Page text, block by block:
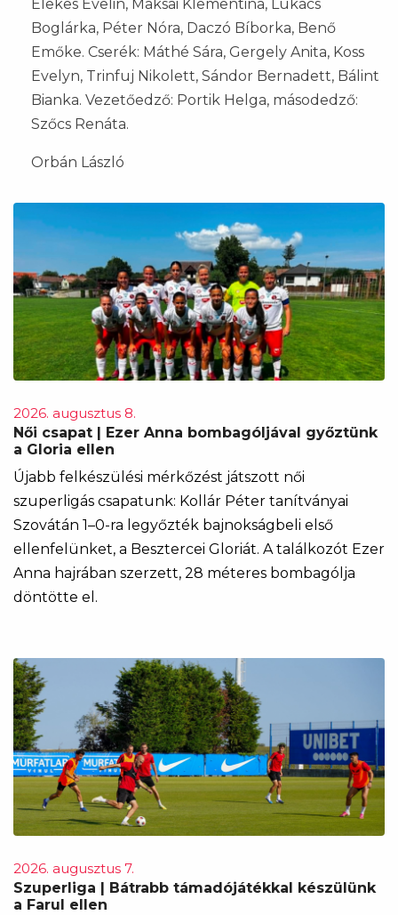
Elekes Evelin, Maksai Klementina, Lukács
Boglárka, Péter Nóra, Daczó Bíborka, Benő
Emőke. Cserék: Máthé Sára, Gergely Anita, Koss
Evelyn, Trinfuj Nikolett, Sándor Bernadett, Bálint
Bianka. Vezetőedző: Portik Helga, másodedző:
Szőcs Renáta.
Orbán László
2026. augusztus 8.
Női csapat | Ezer Anna bombagóljával győztünk
a Gloria ellen
Újabb felkészülési mérkőzést játszott női
szuperligás csapatunk: Kollár Péter tanítványai
Szovátán 1–0-ra legyőzték bajnokságbeli első
ellenfelünket, a Besztercei Gloriát. A találkozót Ezer
Anna hajrában szerzett, 28 méteres bombagólja
döntötte el.
2026. augusztus 7.
Szuperliga | Bátrabb támadójátékkal készülünk
a Farul ellen